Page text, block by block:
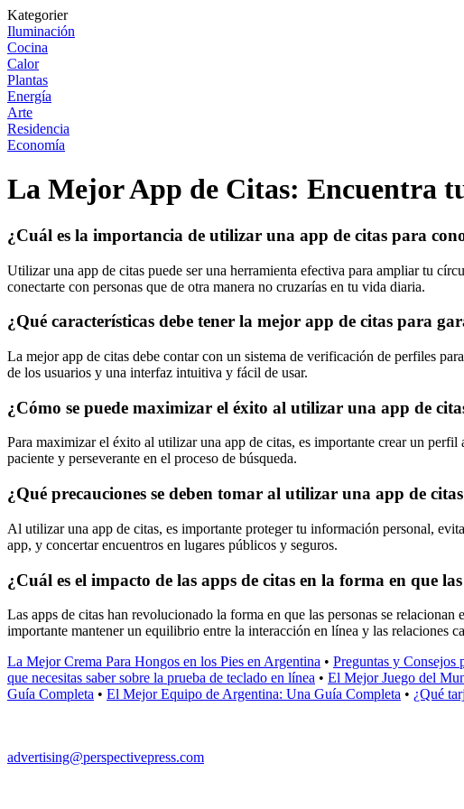
Kategorier
Iluminación
Cocina
Calor
Plantas
Energía
Arte
Residencia
Economía
La Mejor App de Citas: Encuentra
¿Cuál es la importancia de utilizar una app de citas para
Utilizar una app de citas puede ser una herramienta efectiva para ampliar tu
conectarte con personas que de otra manera no cruzarías en tu vida diaria.
¿Qué características debe tener la mejor app de citas para
La mejor app de citas debe contar con un sistema de verificación de perfiles
de los usuarios y una interfaz intuitiva y fácil de usar.
¿Cómo se puede maximizar el éxito al utilizar una app de
Para maximizar el éxito al utilizar una app de citas, es importante crear un
paciente y perseverante en el proceso de búsqueda.
¿Qué precauciones se deben tomar al utilizar una app de
Al utilizar una app de citas, es importante proteger tu información personal,
app, y concertar encuentros en lugares públicos y seguros.
¿Cuál es el impacto de las apps de citas en la forma en que
Las apps de citas han revolucionado la forma en que las personas se
importante mantener un equilibrio entre la interacción en línea y las relaciones
La Mejor Crema Para Hongos en los Pies en Argentina • Preguntas y
que necesitas saber sobre la prueba de teclado en línea • El Mejor Juego del
Guía Completa • El Mejor Equipo de Argentina: Una Guía Completa • ¿Qué
advertising@perspectivepress.com